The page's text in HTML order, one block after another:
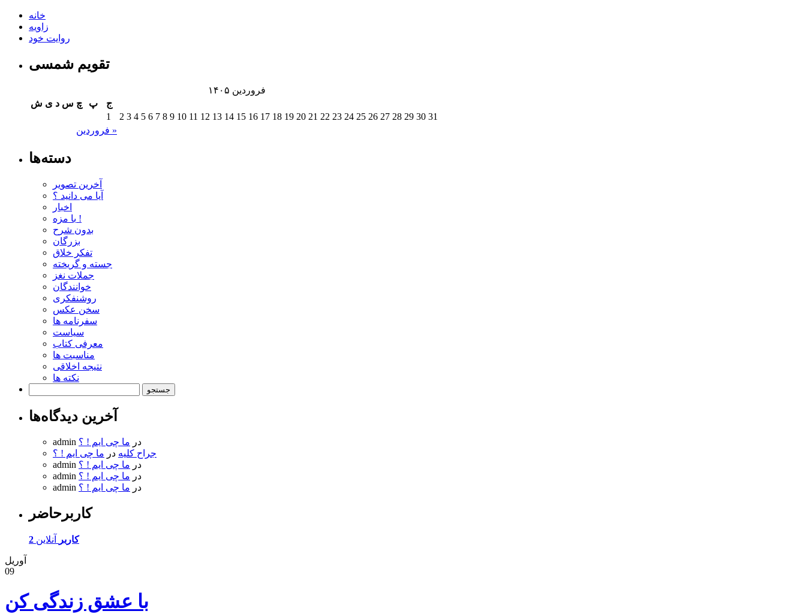
خانه
زاویه
روایت خود
تقویم شمسی
فروردین ۱۴۰۵
ش ی د س چ پ ج
فروردین »
1 2 3 4 5 6 7 8 9 10 11 12 13 14 15 16 17 18 19 20 21 22 23 24 25 26 27 28 29 30 31
دسته‌ها
آخرین تصویر
آیا می دانید ؟
اخبار
با مزه !
بدون شرح
بزرگان
تفکر خلاق
جسته و گریخته
جملات نغز
خوانندگان
روشنفکری
سخن عکس
سفرنامه ها
سیاست
معرفی کتاب
مناسبت ها
نتیجه اخلاقی
نکته ها
آخرین دیدگاه‌ها
admin در ما چی ایم ! ؟
جراح کلیه در ما چی ایم ! ؟
admin
در ما چی ایم ! ؟
admin
در ما چی ایم ! ؟
admin
در ما چی ایم ! ؟
کاربرحاضر
2 کاربر آنلاین
آوریل
09
با عشق زندگی کن